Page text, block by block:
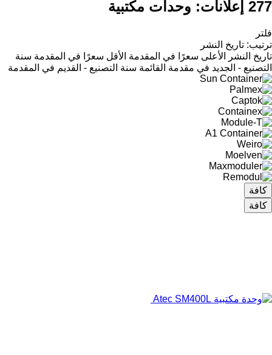
277 إعلانات: وحدات مكتبية
فلتر
ترتيب: تاريخ النشر
تاريخ النشر
الأعلى سعرًا في المقدمة الأقل سعرًا في المقدمة سنة
التصنيع - الجديد في مقدمة القائمة سنة التصنيع - القديم في المقدمة
كافة
كافة